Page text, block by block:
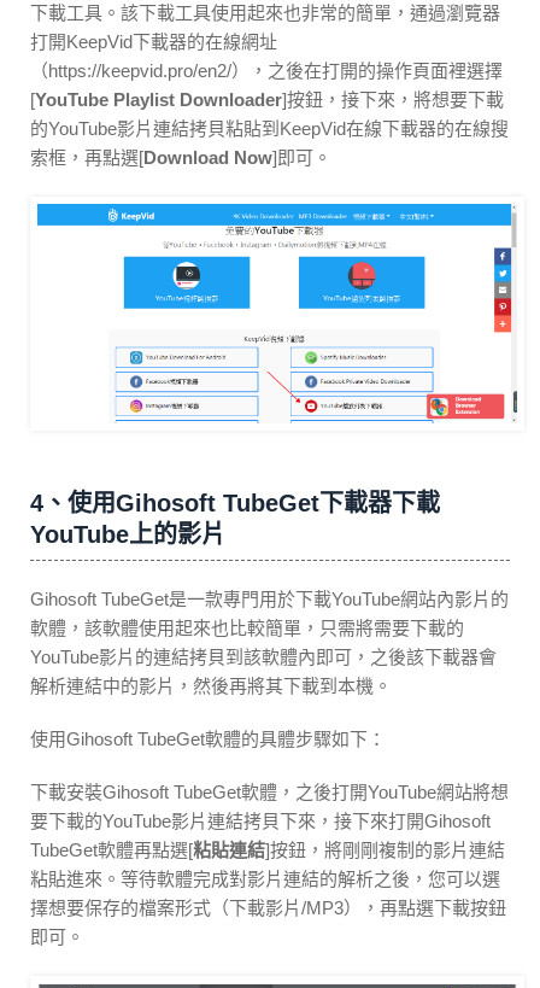
下載工具。該下載工具使用起來也非常的簡單，通過瀏覽器
打開KeepVid下載器的在線網址
（https://keepvid.pro/en2/），之後在打開的操作頁面裡選擇
[YouTube Playlist Downloader]按鈕，接下來，將想要下載
的YouTube影片連結拷貝粘貼到KeepVid在線下載器的在線搜
索框，再點選[Download Now]即可。
4、使用Gihosoft TubeGet下載器下載
YouTube上的影片
Gihosoft TubeGet是一款專門用於下載YouTube網站內影片的
軟體，該軟體使用起來也比較簡單，只需將需要下載的
YouTube影片的連結拷貝到該軟體內即可，之後該下載器會
解析連結中的影片，然後再將其下載到本機。
使用Gihosoft TubeGet軟體的具體步驟如下：
下載安裝Gihosoft TubeGet軟體，之後打開YouTube網站將想
要下載的YouTube影片連結拷貝下來，接下來打開Gihosoft
TubeGet軟體再點選[粘貼連結]按鈕，將剛剛複制的影片連結
粘貼進來。等待軟體完成對影片連結的解析之後，您可以選
擇想要保存的檔案形式（下載影片/MP3），再點選下載按鈕
即可。